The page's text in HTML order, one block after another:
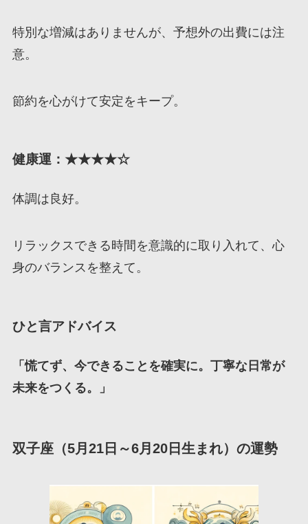
特別な増減はありませんが、予想外の出費には注
意。
節約を心がけて安定をキープ。
健康運：★★★★☆
体調は良好。
リラックスできる時間を意識的に取り入れて、心
身のバランスを整えて。
ひと言アドバイス
「慌てず、今できることを確実に。丁寧な日常が
未来をつくる。」
双子座（5月21日～6月20日生まれ）の運勢